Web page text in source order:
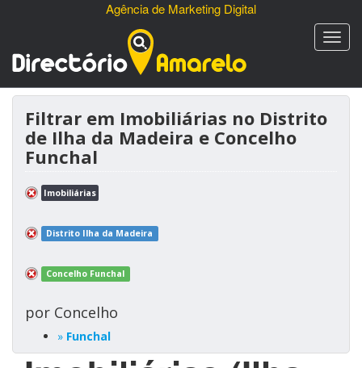
Agência de Marketing Digital
Filtrar em Imobiliárias no Distrito
de Ilha da Madeira e Concelho
Funchal
Imobiliárias
Distrito Ilha da Madeira
Concelho Funchal
por Concelho
» Funchal